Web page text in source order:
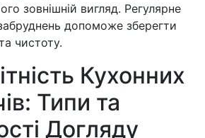
зовнішній вигляд. Регулярне
допоможе зберегти
чистоту.
Кухонних
Типи та
Догляду